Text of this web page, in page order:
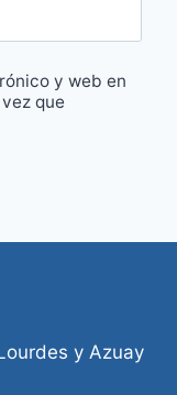
y web en
que
y Azuay